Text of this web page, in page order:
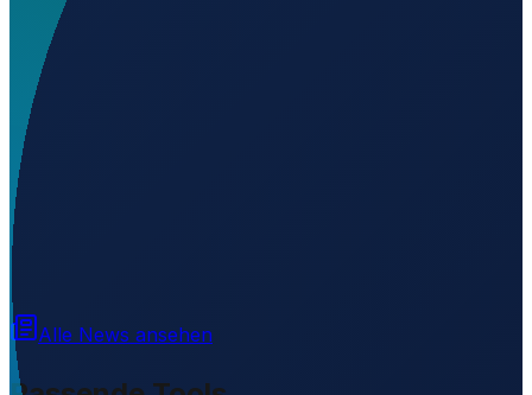
Wird geladen...
Alle News ansehen